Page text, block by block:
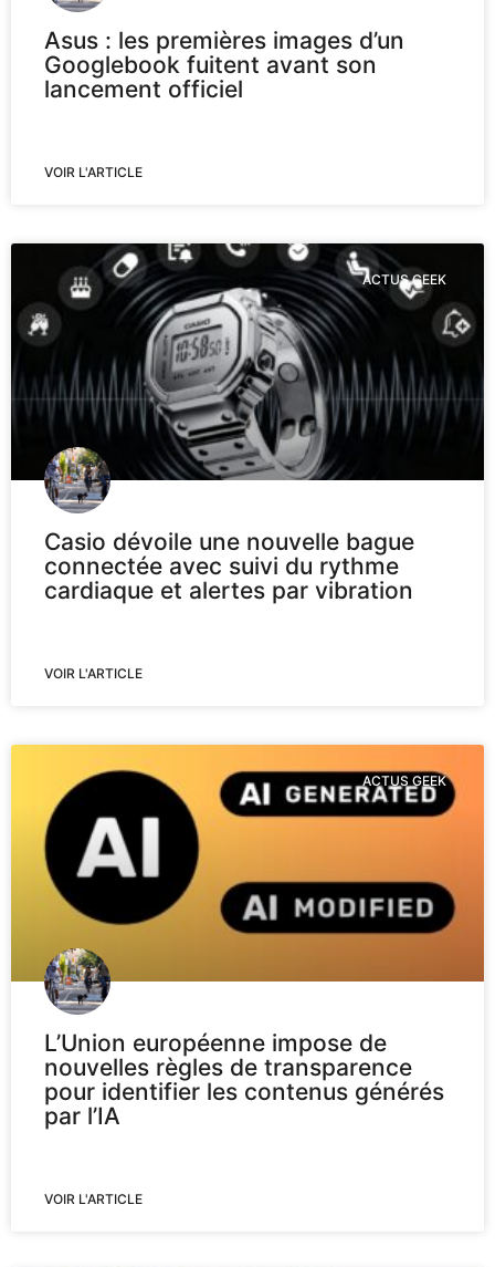
Asus : les premières images d’un
Googlebook fuitent avant son
lancement officiel
VOIR L'ARTICLE
ACTUS GEEK
Casio dévoile une nouvelle bague
connectée avec suivi du rythme
cardiaque et alertes par vibration
VOIR L'ARTICLE
ACTUS GEEK
L’Union européenne impose de
nouvelles règles de transparence
pour identifier les contenus générés
par l’IA
VOIR L'ARTICLE